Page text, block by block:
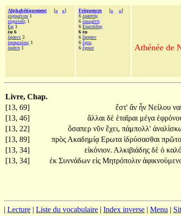
Alphabétiquement [« »]
εὐχομένου 1
εὐχωλαῖς 1
Εφ 1
ἐφ 6
ἔφαινε 2
ἐφαμερίοις 1
ἐφάνη 1
Fréquences [« »]
6 ἐραστὴς
6 ἐρωμένη
6 Εὐριπίδης
6 ἐφ
6 ἔφησεν
6 ἔχεις
6 ἔχουσ Athénée de
Livre, Chap.
[13, 69]
ἔστ' ἂν ἦν Νείλου
[13, 46]
ἄλλαι δὲ ἑταῖραι μέγα
[13, 22]
ὅσαπερ νῦν ἔχει, πάμπολλ'
[13, 89]
πρὸς Ακαδημίᾳ Ερωτα ἱδρύσασθαι
[13, 34]
εἰκόνιον. Αλκιβιάδης δὲ ὁ
[13, 34]
ἐκ Συννάδων εἰς Μητρόπολιν
| Lecture | Liste du vocabulaire | Index inverse | Menu |